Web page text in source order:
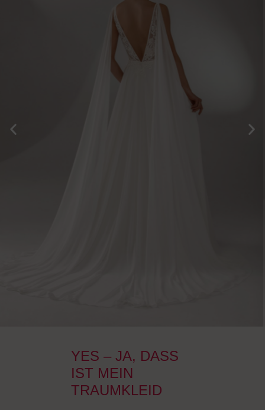
YES – JA, DASS
IST MEIN
TRAUMKLEID